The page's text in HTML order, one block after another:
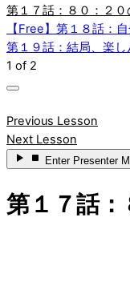
第１７話：８０：２０
【Free】第１８話：
第１９話：結局、楽し
1 of 2
Previous Lesson
Next Lesson
Enter Presenter
第１７話：